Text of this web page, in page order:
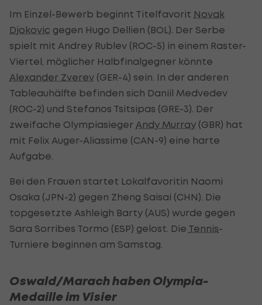
Im Einzel-Bewerb beginnt Titelfavorit Novak
Djokovic gegen Hugo Dellien (BOL). Der Serbe
spielt mit Andrey Rublev (ROC-5) in einem Raster-
Viertel, möglicher Halbfinalgegner könnte
Alexander Zverev (GER-4) sein. In der anderen
Tableauhälfte befinden sich Daniil Medvedev
(ROC-2) und Stefanos Tsitsipas (GRE-3). Der
zweifache Olympiasieger Andy Murray (GBR) hat
mit Felix Auger-Aliassime (CAN-9) eine harte
Aufgabe.
Bei den Frauen startet Lokalfavoritin Naomi
Osaka (JPN-2) gegen Zheng Saisai (CHN). Die
topgesetzte Ashleigh Barty (AUS) wurde gegen
Sara Sorribes Tormo (ESP) gelost. Die Tennis-
Turniere beginnen am Samstag.
Oswald/Marach haben Olympia-
Medaille im Visier